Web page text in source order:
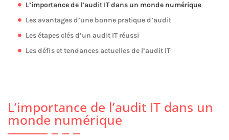
L’importance de l’audit IT dans un monde numérique
Les avantages d’une bonne pratique d’audit
Les étapes clés d’un audit IT réussi
Les défis et tendances actuelles de l’audit IT
L’importance de l’audit IT dans un
monde numérique